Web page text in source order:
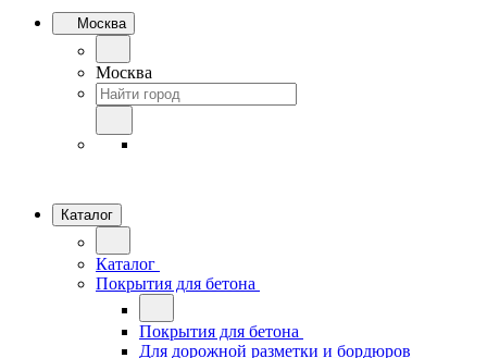
Москва
Москва
Каталог
Каталог
Покрытия для бетона
Покрытия для бетона
Для дорожной разметки и бордюров